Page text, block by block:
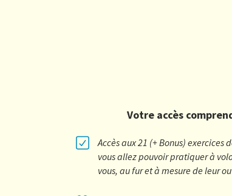
Votre accès
Accès aux 21 (+ Bonus) exercices
vous allez pouvoir pratiquer à
vous, au fur et à mesure de leur